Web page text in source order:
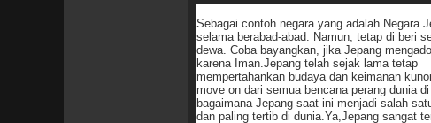
Sebagai contoh negara yang adalah Negara
selama berabad-abad. Namun, tetap di beri
dewa. Coba bayangkan, jika Jepang
karena Iman.Jepang telah sejak lama tetap
mempertahankan budaya dan keimanan
move on dari semua bencana perang dunia
bagaimana Jepang saat ini menjadi salah
dan paling tertib di dunia.Ya,Jepang sangat